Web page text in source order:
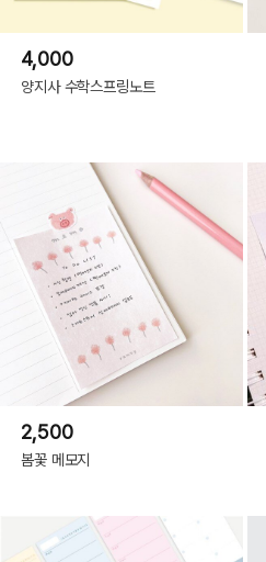
4,000
양지사 수학스프링노트
2,500
봄꽃 메모지